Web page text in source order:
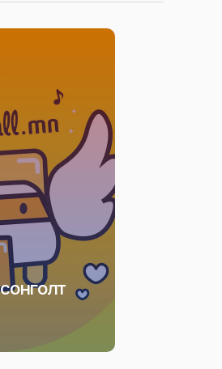
сонголт